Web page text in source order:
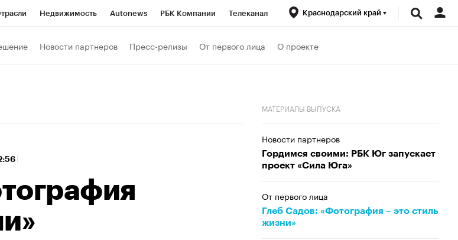
Недвижимость Autonews РБК Компании Телеканал Краснодарский край
Новости партнеров Пресс-релизы От первого лица О проекте
МАТЕРИАЛЫ ВЫПУСКА
Новости партнеров
Гордимся своими: РБК Юг запускает
проект «Сила Юга»
От первого лица
Глеб Садов: «Фотография – это стиль
жизни»